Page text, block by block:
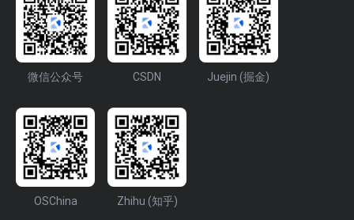
微信公众号 CSDN Juejin (掘金)
OSChina Zhihu (知乎)